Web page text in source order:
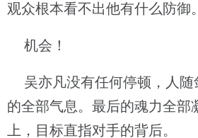
观众根本看不出他有什么防御。
机会！
吴亦凡没有任何停顿，人随
的全部气息。最后的魂力全部
上，目标直指对手的背后。